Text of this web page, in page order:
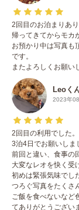
2回目のお泊まりあ
帰ってきてからモカ
お預かり中は写真も
です。
またよろしくお願い
Leoく
2023年
2回目の利用でした。
3泊4日でお願いしま
前回と違い、食事の
大変なレオを快く受
初めは緊張気味でし
つろぐ写真をたくさ
ご飯を食べないなど
てありがとうござい